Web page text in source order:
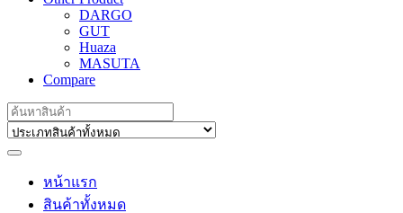
DARGO
GUT
Huaza
MASUTA
Compare
Search
for:
หน้าแรก
สินค้าทั้งหมด